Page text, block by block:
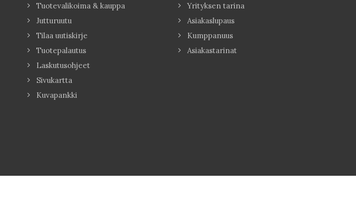
Tuotevalikoima & kauppa
Jutturuutu
Tilaa uutiskirje
Tuotepalautus
Laskutusohjeet
Sivukartta
Kuvapankki
Yrityksen tarina
Asiakaslupaus
Kumppanuus
Asiakastarinat